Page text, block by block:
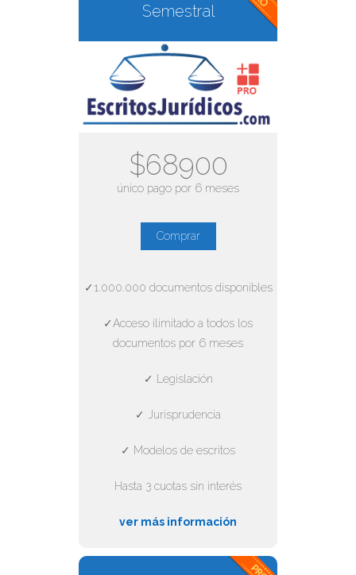
Semestral
$68900
único pago por 6 meses
Comprar
✓1.000.000 documentos disponibles
✓Acceso ilimitado a todos los
documentos por 6 meses
✓ Legislación
✓ Jurisprudencia
✓ Modelos de escritos
Hasta 3 cuotas sin interés
ver más información